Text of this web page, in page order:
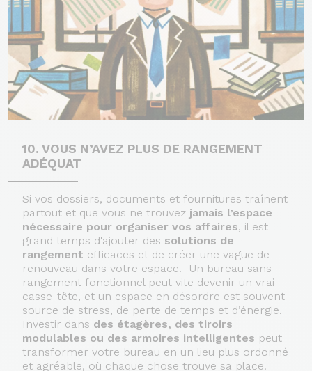
10. VOUS N’AVEZ PLUS DE RANGEMENT
ADÉQUAT
Si vos dossiers, documents et fournitures traînent
partout et que vous ne trouvez jamais l’espace
nécessaire pour organiser vos affaires, il est
grand temps d'ajouter des solutions de
rangement efficaces et de créer une vague de
renouveau dans votre espace. Un bureau sans
rangement fonctionnel peut vite devenir un vrai
casse-tête, et un espace en désordre est souvent
source de stress, de perte de temps et d’énergie.
Investir dans des étagères, des tiroirs
modulables ou des armoires intelligentes peut
transformer votre bureau en un lieu plus ordonné
et agréable, où chaque chose trouve sa place.